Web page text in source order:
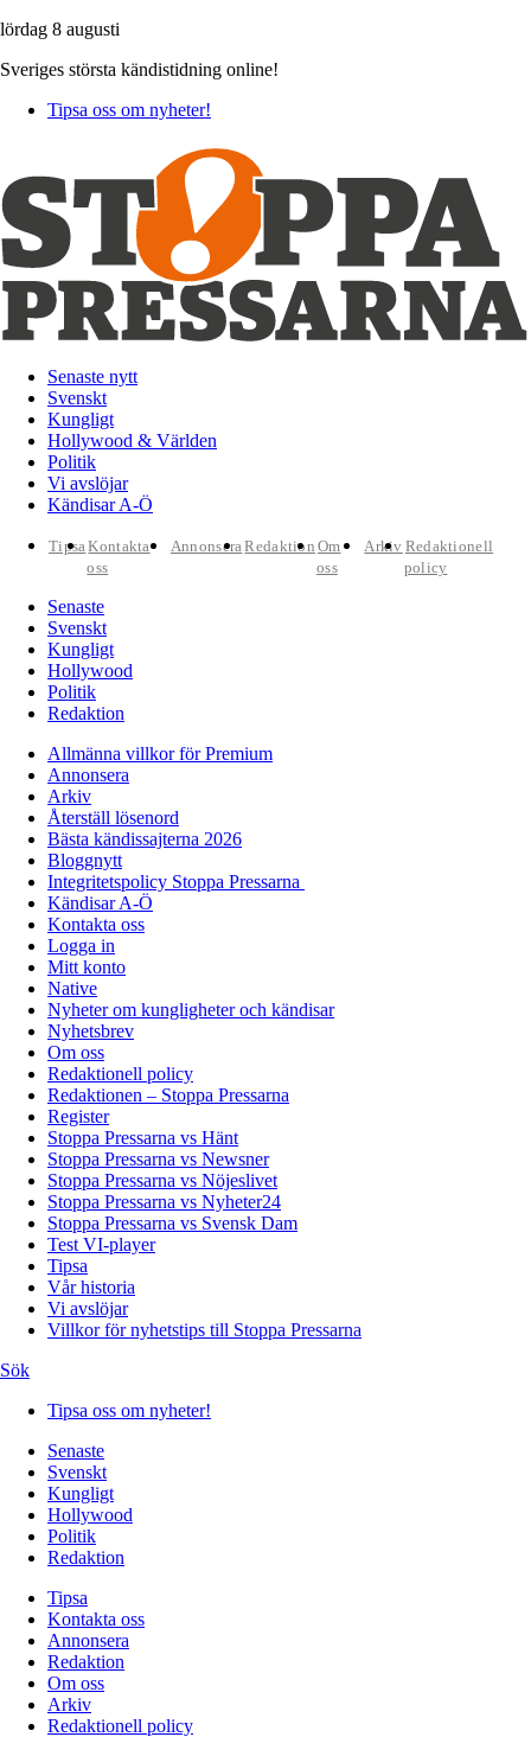
lördag 8 augusti
Sveriges största kändistidning online!
Tipsa oss om nyheter!
Senaste nytt
Svenskt
Kungligt
Hollywood & Världen
Politik
Vi avslöjar
Kändisar A-Ö
TipsaKontakta
oss
AnnonseraRedaktion Om
oss
Arkiv Redaktionell
policy
Senaste
Svenskt
Kungligt
Hollywood
Politik
Redaktion
Allmänna villkor för Premium
Annonsera
Arkiv
Återställ lösenord
Bästa kändissajterna 2026
Bloggnytt
Integritetspolicy Stoppa Pressarna
Kändisar A-Ö
Kontakta oss
Logga in
Mitt konto
Native
Nyheter om kungligheter och kändisar
Nyhetsbrev
Om oss
Redaktionell policy
Redaktionen – Stoppa Pressarna
Register
Stoppa Pressarna vs Hänt
Stoppa Pressarna vs Newsner
Stoppa Pressarna vs Nöjeslivet
Stoppa Pressarna vs Nyheter24
Stoppa Pressarna vs Svensk Dam
Test VI-player
Tipsa
Vår historia
Vi avslöjar
Villkor för nyhetstips till Stoppa Pressarna
Sök
Tipsa oss om nyheter!
Senaste
Svenskt
Kungligt
Hollywood
Politik
Redaktion
Tipsa
Kontakta oss
Annonsera
Redaktion
Om oss
Arkiv
Redaktionell policy